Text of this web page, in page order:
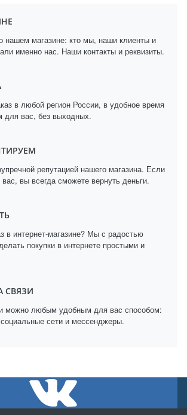
нашем магазине: кто мы, наши клиенты и
именно нас. Наши контакты и реквизиты.
в любой регион России, в удобное время
для вас, без выходных.
репутацией нашего магазина. Если
вас, вы всегда сможете вернуть деньги.
в интернет-магазине? Мы с радостью
покупки в интернете простыми и
СВЯЗИ
можно любым удобным для вас способом:
сети и мессенджеры.